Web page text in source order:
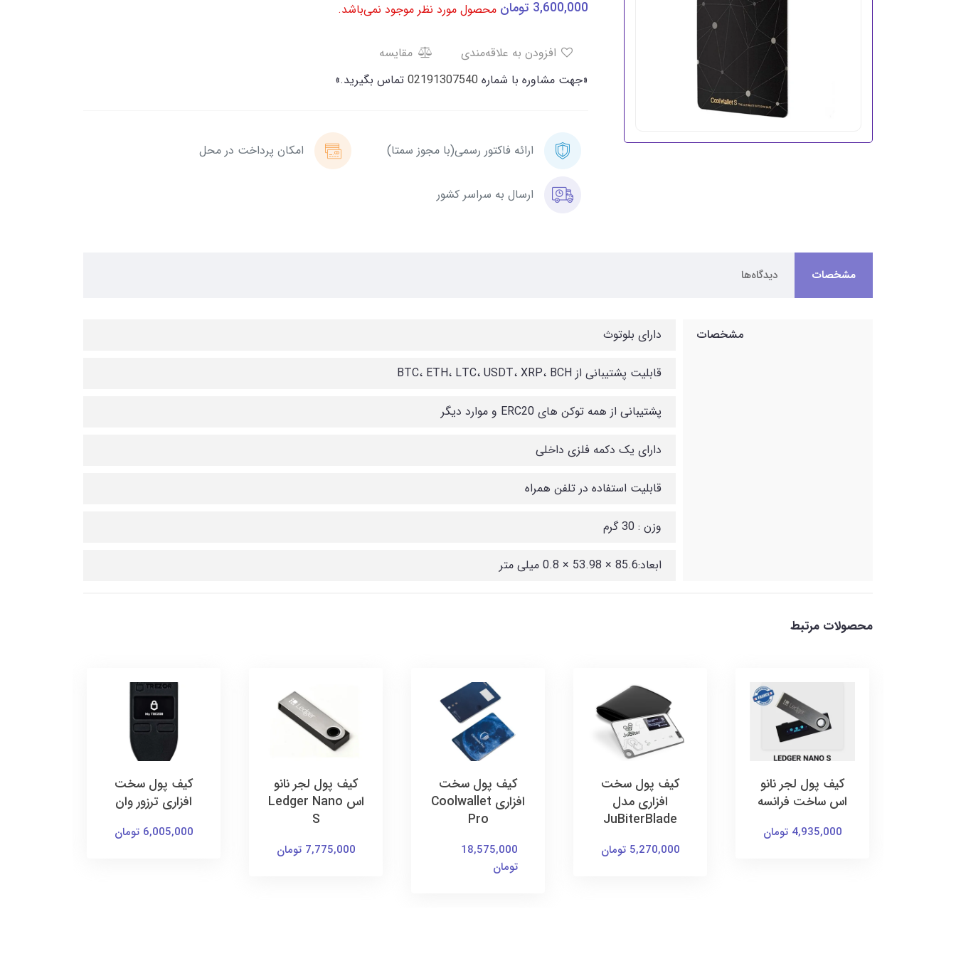
3,600,000 تومان محصول مورد نظر موجود نمی‌باشد.
مقایسه
«جهت مشاوره با شماره 02191307540 تماس بگیرید.»
ارائه فاکتور رسمی(با مجوز سمتا) امکان پرداخت در محل
ارسال به سراسر کشور
مشخصات دیدگاه‌ها
مشخصات دارای بلوتوث
قابلیت پشتیبانی از BTC، ETH، LTC، USDT، XRP، BCH
پشتیبانی از همه توکن های ERC20 و موارد دیگر
دارای یک دکمه فلزی داخلی
قابلیت استفاده در تلفن همراه
وزن : 30 گرم
ابعاد:85.6 × 53.98 × 0.8 میلی متر
محصولات مرتبط
کیف پول لجر نانو
اس ساخت فرانسه
4,935,000 تومان
کیف پول سخت
افزاری مدل
JuBiterBlade
5,270,000 تومان
کیف پول سخت
افزاری Coolwallet
Pro
18,575,000
تومان
کیف پول لجر نانو
اس Ledger Nano
S
7,775,000 تومان
کیف پول سخت
افزاری ترزور وان
6,005,000 تومان